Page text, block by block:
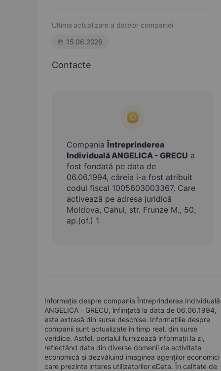
Ultima actualizare a datelor companiei
15.06.2026
Contacte
CompaniaÎntreprinderea
Individuală ANGELICA - GRECU a
fost fondată pe data de
06.06.1994, căreia i-a fost atribuit
codul fiscal 1005603003367. Care
activează pe adresa juridică
Moldova, Cahul, str. Frunze M., 50,
ap.(of.) 1
Informația despre compania Întreprinderea Individuală
ANGELICA - GRECU, înființată la data de 06.06.1994,
este extrasă din surse deschise. Informațiile despre
companii sunt actualizate în timp real, din surse
veridice. Astfel, portalul furnizează informații la zi,
reflectând date din diverse domenii de activitate
economică și dezvăluind imaginea agenților economici
care prezinte interes utilizatorilor eData. În calitate de